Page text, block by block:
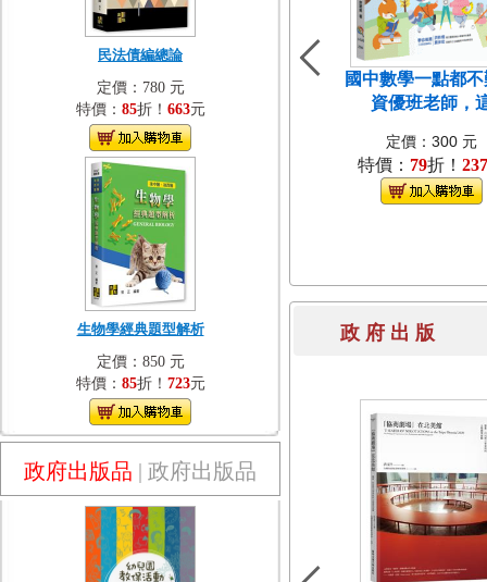
民法債編總論
定價：780 元
特價： 85折！ 663元
生物學經典題型解析
定價：850 元
特價： 85折！ 723元
政府出版品 | 政府出版品
國中數學一點都
資優班老師，
定價：300 元
特價： 79折！ 237
政 府 出